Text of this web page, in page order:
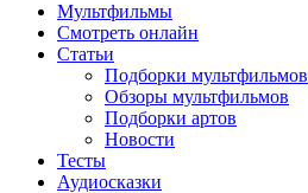
Мультфильмы
Смотреть онлайн
Статьи
Подборки мультфильмов
Обзоры мультфильмов
Подборки артов
Новости
Тесты
Аудиосказки